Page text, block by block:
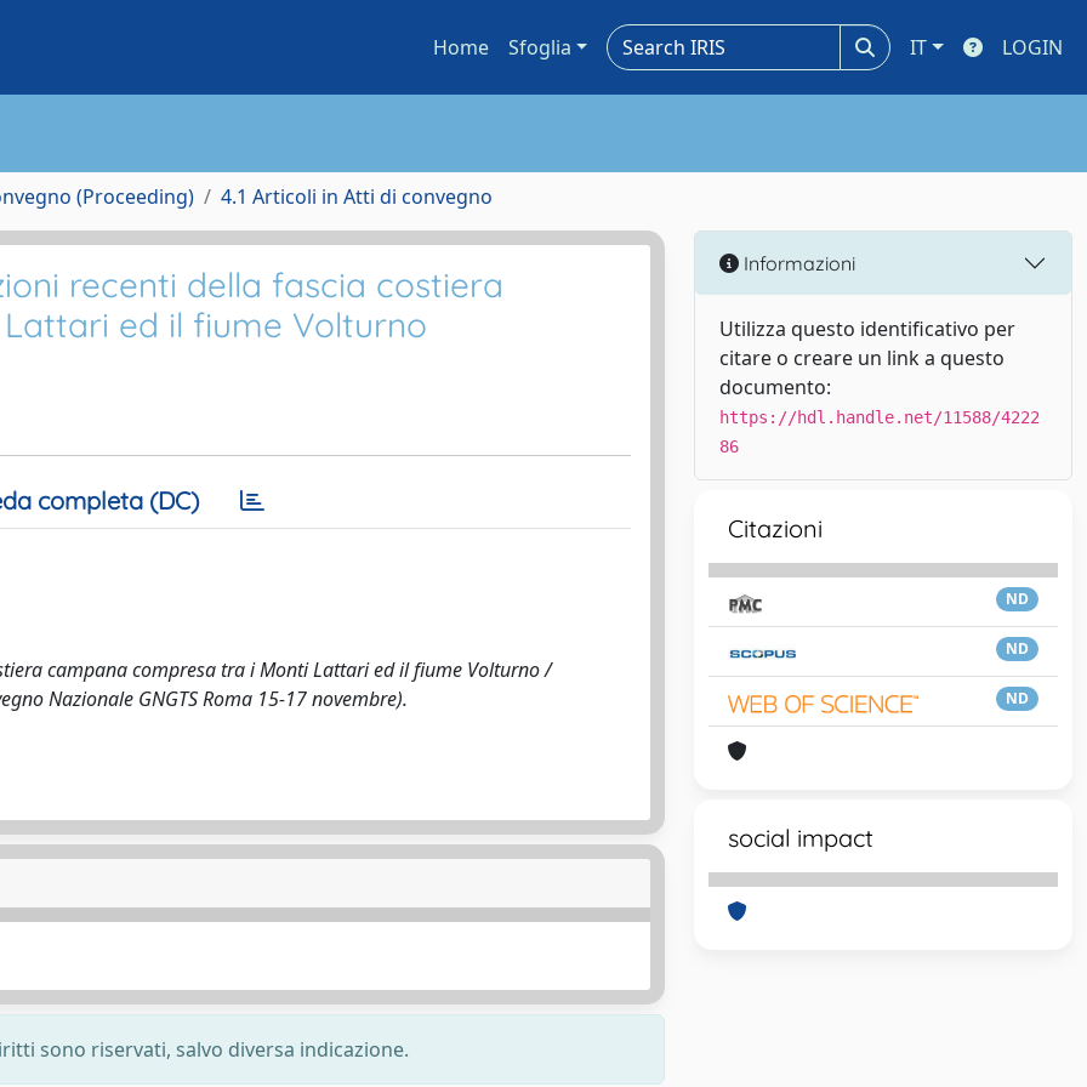
Home Sfoglia IT LOGIN
(Proceeding) 4.1 Articoli in Atti di convegno
recenti della fascia costiera
ed il fiume Volturno
completa (DC)
campana compresa tra i Monti Lattari ed il fiume Volturno /
Nazionale GNGTS Roma 15-17 novembre).
sono riservati, salvo diversa indicazione.
Informazioni
Utilizza questo identificativo per
citare o creare un link a questo
documento:
https://hdl.handle.net/11588/4222
86
Citazioni
ND
ND
ND
social impact